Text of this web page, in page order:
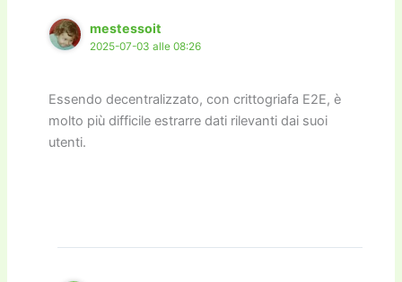
mestessoit
2025-07-03 alle 08:26
Essendo decentralizzato, con crittogriafa E2E, è
molto più difficile estrarre dati rilevanti dai suoi
utenti.